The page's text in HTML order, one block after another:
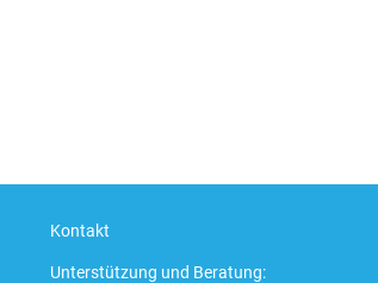
Kontakt
Unterstützung und Beratung: